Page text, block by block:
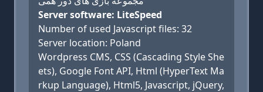
Server software: LiteSpeed
Number of used Javascript files: 32
Server location: Poland
Wordpress CMS, CSS (Cascading Style She
ets), Google Font API, Html (HyperText Ma
rkup Language), Html5, Javascript, jQuery,